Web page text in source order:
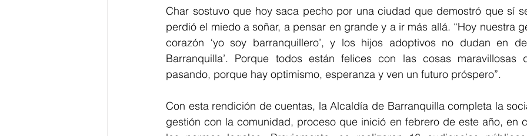
Char sostuvo que hoy saca pecho por una ciudad que demostró que sí
perdió el miedo a soñar, a pensar en grande y a ir más allá. “Hoy nuestra
corazón ‘yo soy barranquillero’, y los hijos adoptivos no dudan en
Barranquilla’. Porque todos están felices con las cosas maravillosas
pasando, porque hay optimismo, esperanza y ven un futuro próspero”.
Con esta rendición de cuentas, la Alcaldía de Barranquilla completa la
gestión con la comunidad, proceso que inició en febrero de este año, en